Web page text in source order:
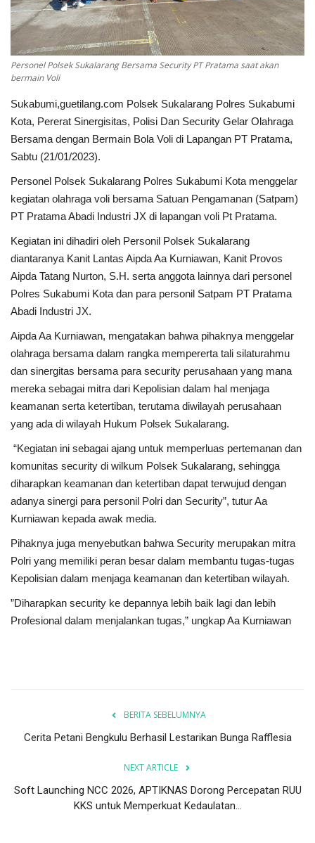
Pekerja Migran Indonesia
Ekonomi
Pendidikan
Informasi Journalism
Kesehatan
Layanan Publik
Perempuan/Anak
Personel Polsek Sukalarang Bersama Security PT Pratama saat akan
bermain Voli
Sukabumi,guetilang.com Polsek Sukalarang Polres Sukabumi
Kota, Pererat Sinergisitas, Polisi Dan Security Gelar Olahraga
Bersama dengan Bermain Bola Voli di Lapangan PT Pratama,
Sabtu (21/01/2023).
Personel Polsek Sukalarang Polres Sukabumi Kota menggelar
kegiatan olahraga voli bersama Satuan Pengamanan (Satpam)
PT Pratama Abadi Industri JX di lapangan voli Pt Pratama.
Kegiatan ini dihadiri oleh Personil Polsek Sukalarang
diantaranya Kanit Lantas Aipda Aa Kurniawan, Kanit Provos
Aipda Tatang Nurton, S.H. serta anggota lainnya dari personel
Polres Sukabumi Kota dan para personil Satpam PT Pratama
Abadi Industri JX.
Aipda Aa Kurniawan, mengatakan bahwa pihaknya menggelar
olahraga bersama dalam rangka mempererta tali silaturahmu
dan sinergitas bersama para security perusahaan yang mana
mereka sebagai mitra dari Kepolisian dalam hal menjaga
keamanan serta ketertiban, terutama diwilayah perusahaan
yang ada di wilayah Hukum Polsek Sukalarang.
“Kegiatan ini sebagai ajang untuk memperluas pertemanan dan
komunitas security di wilkum Polsek Sukalarang, sehingga
diharapkan keamanan dan ketertiban dapat terwujud dengan
adanya sinergi para personil Polri dan Security”, tutur Aa
Kurniawan kepada awak media.
Pihaknya juga menyebutkan bahwa Security merupakan mitra
Polri yang memiliki peran besar dalam membantu tugas-tugas
Kepolisian dalam menjaga keamanan dan ketertiban wilayah.
”Diharapkan security ke depannya lebih baik lagi dan lebih
Profesional dalam menjalankan tugas,” ungkap Aa Kurniawan
BERITA SEBELUMNYA
Cerita Petani Bengkulu Berhasil Lestarikan Bunga Rafflesia
NEXT ARTICLE
Soft Launching NCC 2026, APTIKNAS Dorong Percepatan RUU
KKS untuk Memperkuat Kedaulatan...